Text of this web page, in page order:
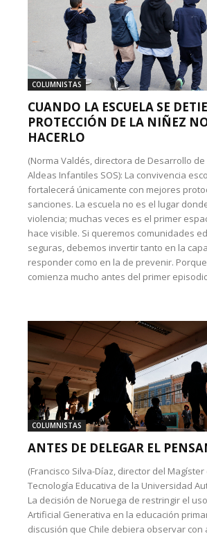
COLUMNISTAS
CUANDO LA ESCUELA SE
PROTECCIÓN DE LA NIÑEZ
HACERLO
(Norma Valdés, directora de Desarrollo
Aldeas Infantiles SOS): La convivencia
fortalecerá únicamente con mejores
sanciones. La escuela no es el lugar
violencia; muchas veces es el primer
hace visible. Si queremos comunidades
seguras, debemos invertir tanto en la
responder como en la de prevenir.
comienza mucho antes del primer
COLUMNISTAS
ANTES DE DELEGAR EL
(Francisco Silva-Díaz, director del
Tecnología Educativa de la Universidad
La decisión de Noruega de restringir el
Artificial Generativa en la educación
discusión que Chile debiera observar con